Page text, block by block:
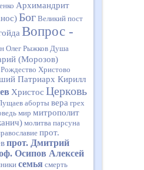
Архимандрит
Бог Великий пост
Вопрос -
Олег Рыжков Душа
(Морозов)
Рождество Христово
Патриарх Кирилл
Христос Церковь
аборты вера грех
мир митрополит
молитва парсуна
прот.
прот. Дмитрий
Осипов Алексей
семья смерть